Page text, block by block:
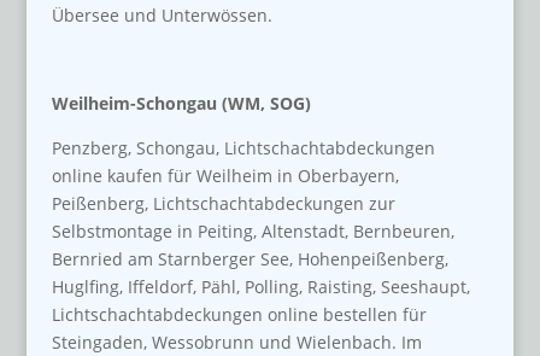
Übersee und Unterwössen.
Weilheim-Schongau (WM, SOG)
Penzberg, Schongau, Lichtschachtabdeckungen
online kaufen für Weilheim in Oberbayern,
Peißenberg, Lichtschachtabdeckungen zur
Selbstmontage in Peiting, Altenstadt, Bernbeuren,
Bernried am Starnberger See, Hohenpeißenberg,
Huglfing, Iffeldorf, Pähl, Polling, Raisting, Seeshaupt,
Lichtschachtabdeckungen online bestellen für
Steingaden, Wessobrunn und Wielenbach. Im